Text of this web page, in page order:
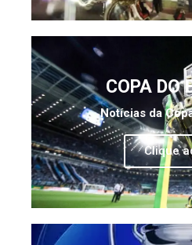
COPA DO
Notícias da
Clique